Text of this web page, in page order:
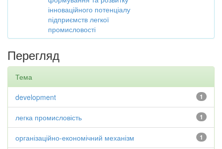
інноваційного потенціалу
підприємств легкої
промисловості
Перегляд
Тема
1
development
1
легка промисловість
1
організаційно-економічний механізм